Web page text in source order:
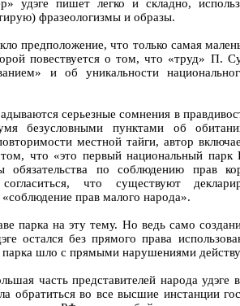
удэге пишет легко и складно,
фразеологизмы и образы.
предположение, что только самая
повествуется о том, что «труд» П.
и об уникальности
серьезные сомнения в
безусловными пунктами об
местной тайги, автор
что «это первый национальный парк
обязательства по соблюдению прав
что существуют
прав малого народа».
парка на эту тему. Но ведь само
остался без прямого права
парка шло с прямыми нарушениями
часть представителей народа удэге
обратиться во все высшие инстанции